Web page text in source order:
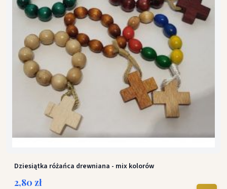
Dziesiątka różańca drewniana - mix kolorów
2,80 zł